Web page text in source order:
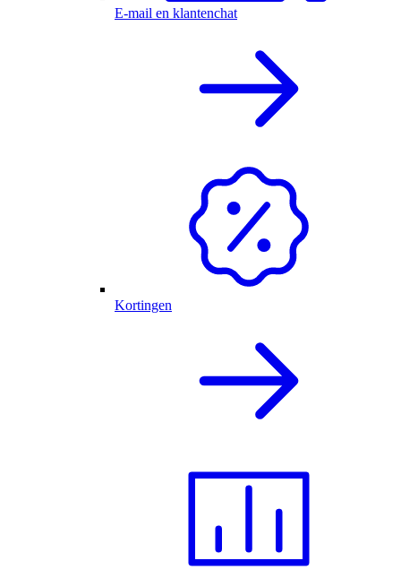
E-mail en klantenchat
Kortingen